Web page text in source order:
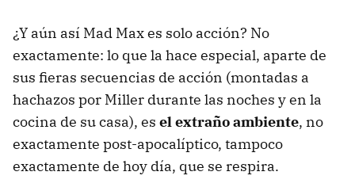
¿Y aún así Mad Max es solo acción? No
exactamente: lo que la hace especial, aparte de
sus fieras secuencias de acción (montadas a
hachazos por Miller durante las noches y en la
cocina de su casa), es el extraño ambiente, no
exactamente post-apocalíptico, tampoco
exactamente de hoy día, que se respira.